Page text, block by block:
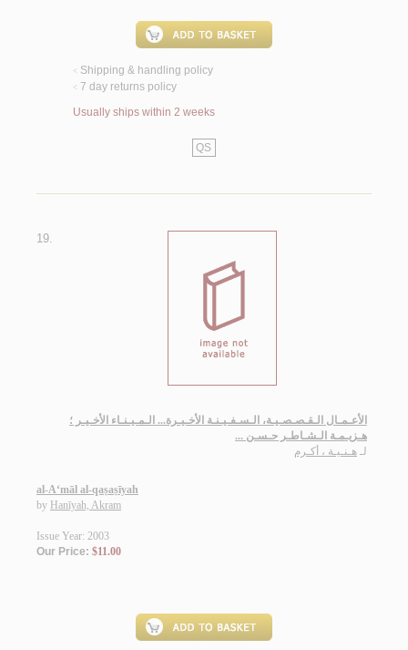
< Shipping & handling policy
< 7 day returns policy
Usually ships within 2 weeks
QS
19.
الأعـمـال الـقـصـصـيـة، الـسـفـيـنـة الأخـيـرة... الـمـيـنـاء الأخـيـر ؛
هـزيـمـة الـشـاطـر حـسـن ...
لـ هـنـيـة ، أكـرم
al-A‘māl al-qaṣaṣīyah
by Hanīyah, Akram
Issue Year: 2003
Our Price: $11.00